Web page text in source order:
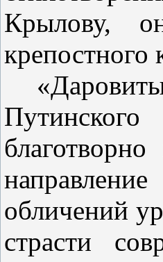
Крылову,
крепостного
обличений
страсти